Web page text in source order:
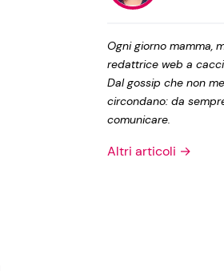
Privacy Policy
Ogni giorno mamma,
redattrice web a
Dal gossip che non
circondano: da
comunicare.
Altri articoli →